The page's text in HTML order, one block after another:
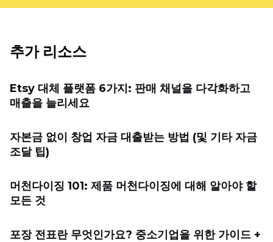
추가 리소스
Etsy 대체 플랫폼 6가지: 판매 채널을 다각화하고
매출을 늘리세요
자본금 없이 창업 자금 대출받는 방법 (및 기타 자금
조달 팁)
머천다이징 101: 제품 머천다이징에 대해 알아야 할
모든 것
포장 전표란 무엇인가요? 중소기업을 위한 가이드 +